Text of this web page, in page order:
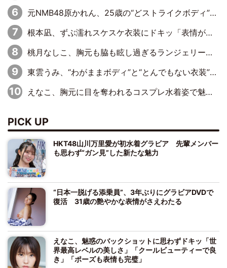
元NMB48原かれん、25歳の“どストライクボディ”をバリで解禁 169cmモデル体形で挑む初の本格グラビア
根本凪、ずぶ濡れスケスケ衣装にドキッ「表情が良過ぎる」「ねもちゃんの眼差しにドキドキが止まらない」
桃月なしこ、胸元も脇も眩し過ぎるランジェリー＆ビキニ姿を披露「なしこたそ最強」「セクシーでゴージャスで大きなボリューム」
東雲うみ、“わがままボディ”と“とんでもない衣装”で誘惑「パーフェクトなスタイル」「くびれがステキ」「やみつきになるボディ」
えなこ、胸元に目を奪われるコスプレ水着姿で魅了「群を抜く美しさと華やかさ」「えなこりんの千咲は破壊力がスゴい」
PICK UP
HKT48山川万里愛が初水着グラビア 先輩メンバー
も思わず“ガン見”した新たな魅力
“日本一脱げる添乗員”、3年ぶりにグラビアDVDで
復活 31歳の艶やかな表情がさえわたる
えなこ、魅惑のバックショットに思わずドキッ「世
界最高レベルの美しさ」「クールビューティーで良
き」「ポーズも表情も完璧」